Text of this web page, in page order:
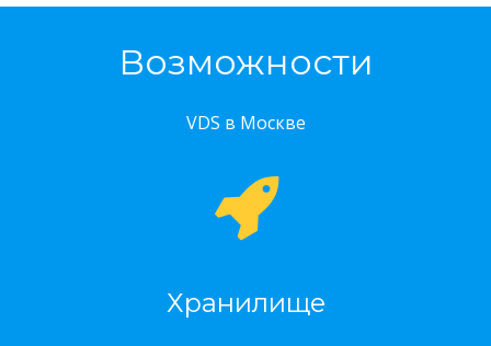
Возможности
VDS в Москве
Хранилище